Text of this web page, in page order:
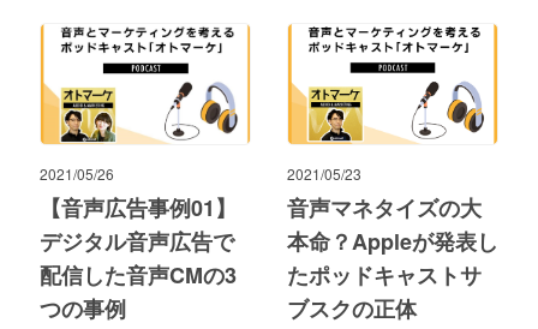
2021/05/26
【音声広告事例01】
デジタル音声広告で
配信した音声CMの3
つの事例
2021/05/23
音声マネタイズの大
本命？Appleが発表し
たポッドキャストサ
ブスクの正体